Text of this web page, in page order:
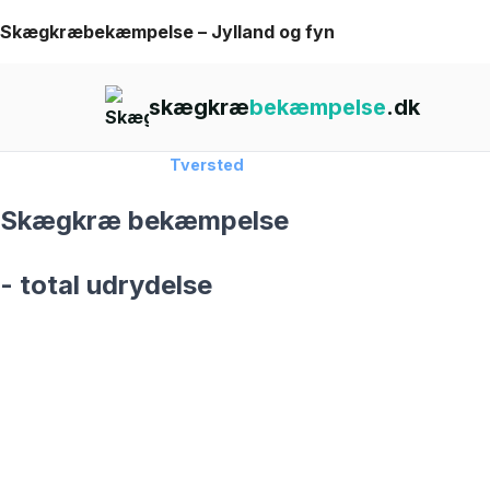
Skip
Skægkræbekæmpelse – Jylland og fyn
skægkræbekæmpelse.dk
Tversted
Skægkræ bekæmpelse
- total udrydelse